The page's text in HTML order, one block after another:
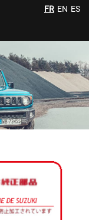
FR EN ES